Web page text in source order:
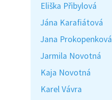
Eliška Přibylová
Jána Karafiátová
Jana Prokopenková
Jarmila Novotná
Kaja Novotná
Karel Vávra